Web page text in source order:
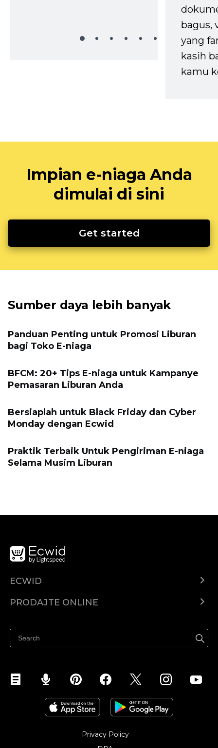
bagus,
yang
kasih
kamu
Impian e-niaga Anda
dimulai di sini
Get started
Sumber daya lebih banyak
Panduan Penting untuk Promosi Liburan
bagi Toko E-niaga
BFCM: 20+ Tips E-niaga untuk Kampanye
Pemasaran Liburan Anda
Bersiaplah untuk Black Friday dan Cyber ​​
Monday dengan Ecwid
Praktik Terbaik Untuk Pengiriman E-niaga
Selama Musim Liburan
ECWID
PRODAJTE ONLINE
Privacy Policy